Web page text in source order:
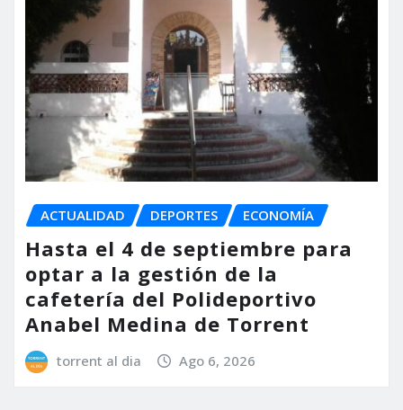
ACTUALIDAD DEPORTES ECONOMÍA
Hasta el 4 de septiembre para
optar a la gestión de la
cafetería del Polideportivo
Anabel Medina de Torrent
torrent al dia Ago 6, 2026